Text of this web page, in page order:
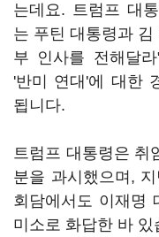
는데요. 트럼프 대
는 푸틴 대통령과
부 인사를 전해달
'반미 연대'에 대한
됩니다.
트럼프 대통령은 취
분을 과시했으며,
회담에서도 이재명
미소로 화답한 바